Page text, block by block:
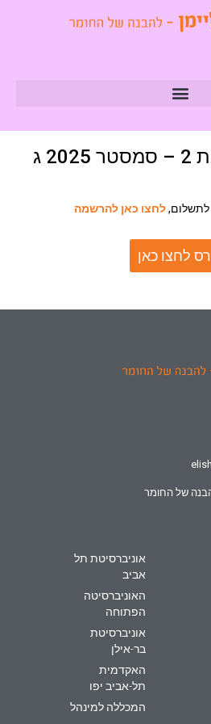
ג
לחצו כאן להרשמה
לחצו כאן
של החומר
אוניברסיטת תל
אביב
האוניברסיטה
הפתוחה
אוניברסיטת
בר-אילן
האקדמית
תל-אביב יפו
המכללה למינהל